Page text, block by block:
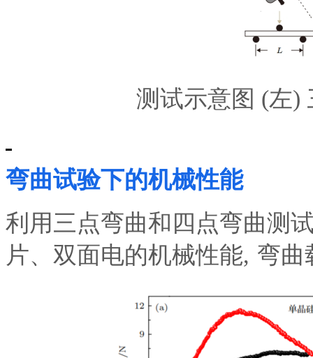
测试示意图 (左)
弯曲试验下的机械性能
利用三点弯曲和四点弯曲测
片、双面电的机械性能, 弯曲